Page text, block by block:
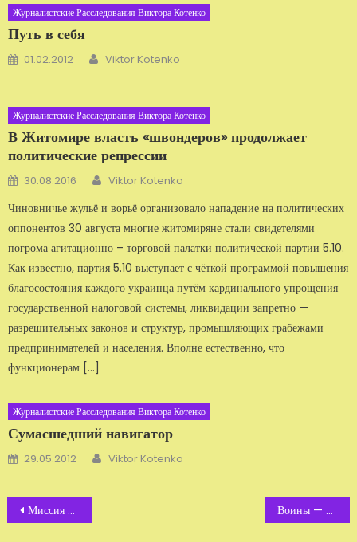
Журналистские Расследования Виктора Котенко
Путь в себя
Добавлено
01.02.2012 Автор
Viktor Kotenko
Журналистские Расследования Виктора Котенко
В Житомире власть «швондеров» продолжает
политические репрессии
Добавлено
30.08.2016 Автор
Viktor Kotenko
Чиновничье жульё и ворьё организовало нападение на политических
оппонентов 30 августа многие житомиряне стали свидетелями
погрома агитационно – торговой палатки политической партии 5.10.
Как известно, партия 5.10 выступает с чёткой программой повышения
благосостояния каждого украинца путём кардинального упрощения
государственной налоговой системы, ликвидации запретно —
разрешительных законов и структур, промышляющих грабежами
предпринимателей и населения. Вполне естественно, что
функционерам […]
Журналистские Расследования Виктора Котенко
Сумасшедший навигатор
Добавлено
29.05.2012 Автор
Viktor Kotenko
Навигация
Миссия ОБСЕ в Житомире Воины — попрошайки. Видео